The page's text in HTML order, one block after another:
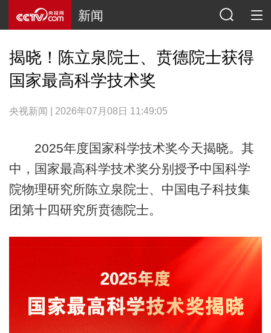
新闻
揭晓！陈立泉院士、贲德院士获得
国家最高科学技术奖
央视新闻 | 2026年07月08日 11:49:05
2025年度国家科学技术奖今天揭晓。其
中，国家最高科学技术奖分别授予中国科学
院物理研究所陈立泉院士、中国电子科技集
团第十四研究所贲德院士。